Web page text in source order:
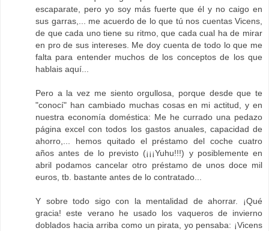
escaparate, pero yo soy más fuerte que él y no caigo en
sus garras,... me acuerdo de lo que tú nos cuentas Vicens,
de que cada uno tiene su ritmo, que cada cual ha de mirar
en pro de sus intereses. Me doy cuenta de todo lo que me
falta para entender muchos de los conceptos de los que
hablais aquí...
Pero a la vez me siento orgullosa, porque desde que te
"conocí" han cambiado muchas cosas en mi actitud, y en
nuestra economía doméstica: Me he currado una pedazo
página excel con todos los gastos anuales, capacidad de
ahorro,... hemos quitado el préstamo del coche cuatro
años antes de lo previsto (¡¡¡Yuhu!!!) y posiblemente en
abril podamos cancelar otro préstamo de unos doce mil
euros, tb. bastante antes de lo contratado...
Y sobre todo sigo con la mentalidad de ahorrar. ¡Qué
gracia! este verano he usado los vaqueros de invierno
doblados hacia arriba como un pirata, yo pensaba: ¡Vicens